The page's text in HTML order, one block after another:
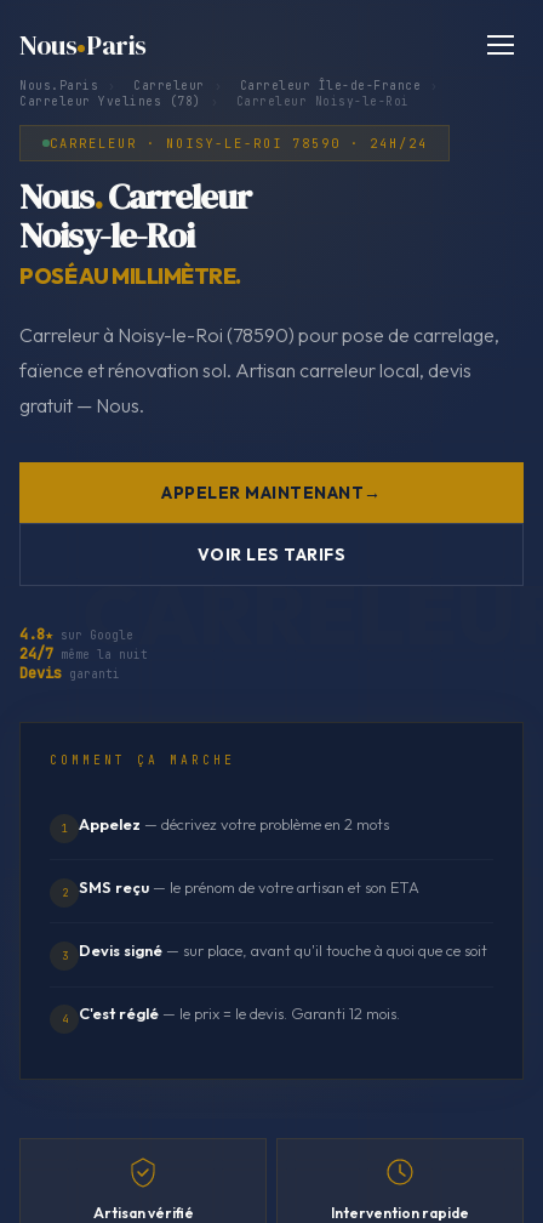
Nous Paris
Nous.Paris Carreleur Carreleur Île-de-France
Carreleur Yvelines (78)
Carreleur Noisy-le-Roi
CARRELEUR · NOISY-LE-ROI 78590 · 24H/24
Nous.Carreleur
Noisy-le-Roi
POSÉ AU MILLIMÈTRE.
Carreleur à Noisy-le-Roi (78590) pour pose de carrelage,
faïence et rénovation sol. Artisan carreleur local, devis
gratuit — Nous.
APPELER MAINTENANT
VOIR LES TARIFS
4.8★ sur Google
24/7 même la nuit
Devis garanti
COMMENT ÇA MARCHE
1 Appelez — décrivez votre problème en 2 mots
2 SMS reçu — le prénom de votre artisan et son ETA
3 Devis signé — sur place, avant qu'il touche à quoi que ce soit
4 C'est réglé — le prix = le devis. Garanti 12 mois.
Artisan vérifié Intervention rapide